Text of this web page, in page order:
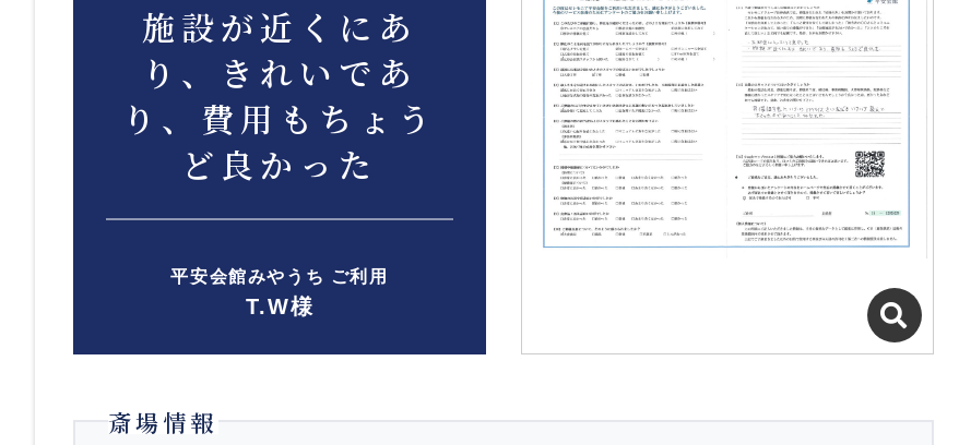
施設が近くにあ
り、きれいであ
り、費用もちょう
ど良かった
平安会館みやうち ご利用
T.W様
斎場情報